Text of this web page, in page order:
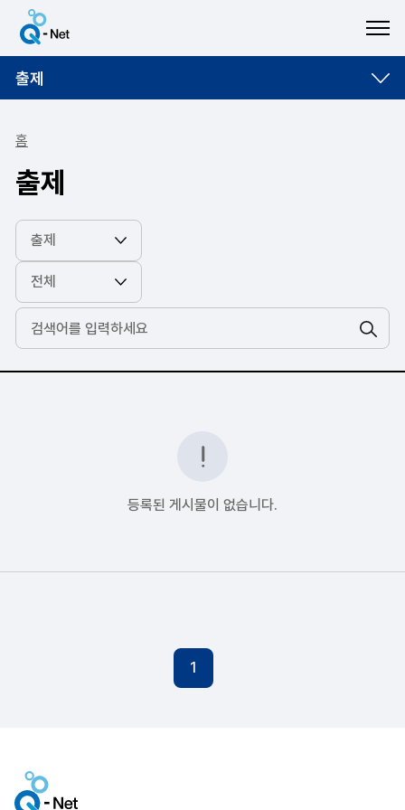
출제
홈
출제
검색
등록된 게시물이 없습니다.
1